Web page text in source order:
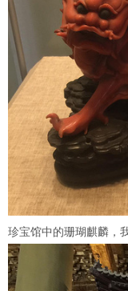
珍宝馆中的珊瑚麒麟，